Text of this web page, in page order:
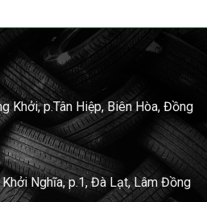
Khởi, p.Tân Hiệp, Biên Hòa, Đồng
Nghĩa, p.1, Đà Lạt, Lâm Đồng